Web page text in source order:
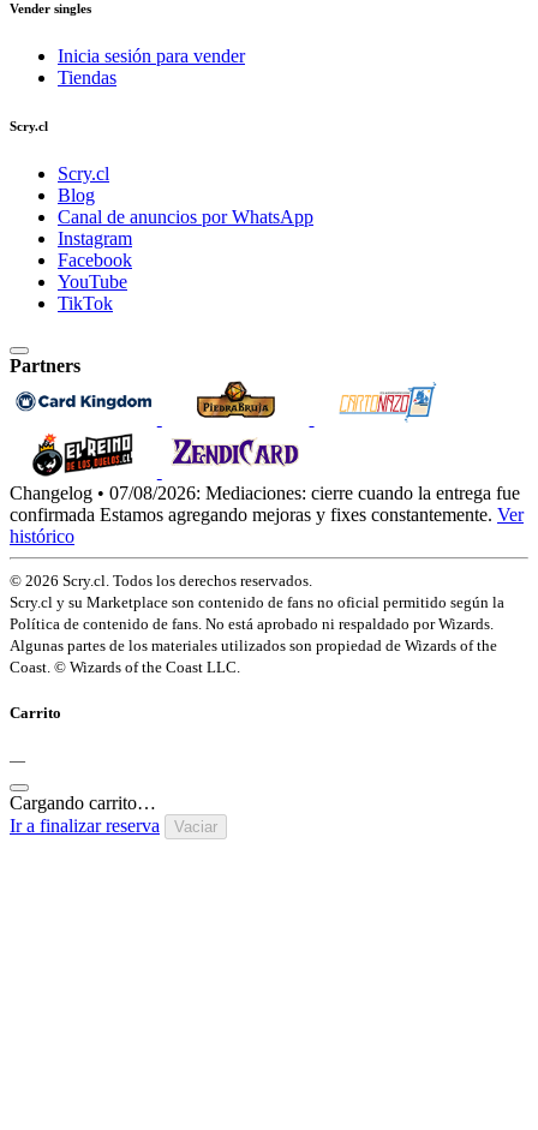
Vender singles
Inicia sesión para vender
Tiendas
Scry.cl
Scry.cl
Blog
Canal de anuncios por WhatsApp
Instagram
Facebook
YouTube
TikTok
Partners
Changelog • 07/08/2026: Mediaciones: cierre cuando la entrega fue
confirmada Estamos agregando mejoras y fixes constantemente. Ver
histórico
© 2026 Scry.cl. Todos los derechos reservados.
Scry.cl y su Marketplace son contenido de fans no oficial permitido según la
Política de contenido de fans. No está aprobado ni respaldado por Wizards.
Algunas partes de los materiales utilizados son propiedad de Wizards of the
Coast. © Wizards of the Coast LLC.
Carrito
—
Cargando carrito…
Ir a finalizar reserva
Vaciar